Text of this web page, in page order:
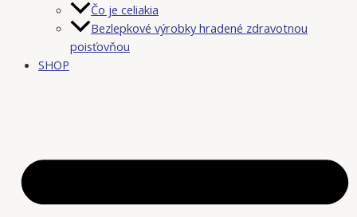
Čo je celiakia
Bezlepkové výrobky hradené zdravotnou
poisťovňou
SHOP